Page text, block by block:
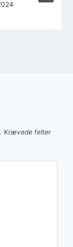
Krævede felter